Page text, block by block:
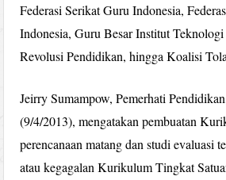
Federasi Serikat Guru Indonesia,
Indonesia, Guru Besar Institut
Revolusi Pendidikan, hingga Koalisi
Jeirry Sumampow, Pemerhati
(9/4/2013), mengatakan pembuatan
perencanaan matang dan studi evaluasi
atau kegagalan Kurikulum Tingkat